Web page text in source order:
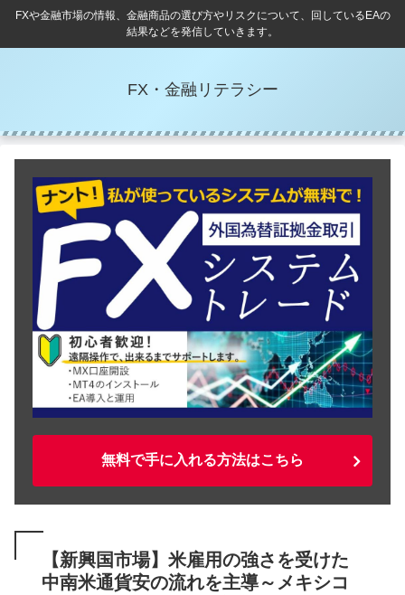
FXや金融市場の情報、金融商品の選び方やリスクについて、回しているEAの
結果などを発信していきます。
FX・金融リテラシー
無料で手に入れる方法はこちら
【新興国市場】米雇用の強さを受けた
中南米通貨安の流れを主導～メキシコ